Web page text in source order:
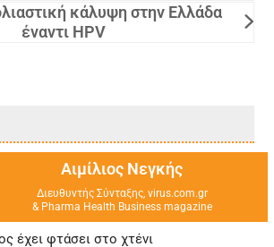
κάλυψη στην Ελλάδα
έναντι HPV
Αιμίλιος Νεγκής
Διευθυντής Σύνταξης, virus.com.gr
& Pharma Health Business magazine
έχει φτάσει στο χτένι